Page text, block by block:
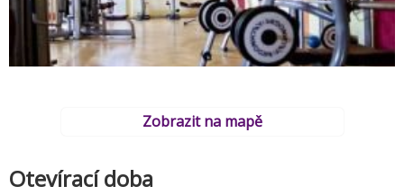
Zobrazit na mapě
Otevírací doba